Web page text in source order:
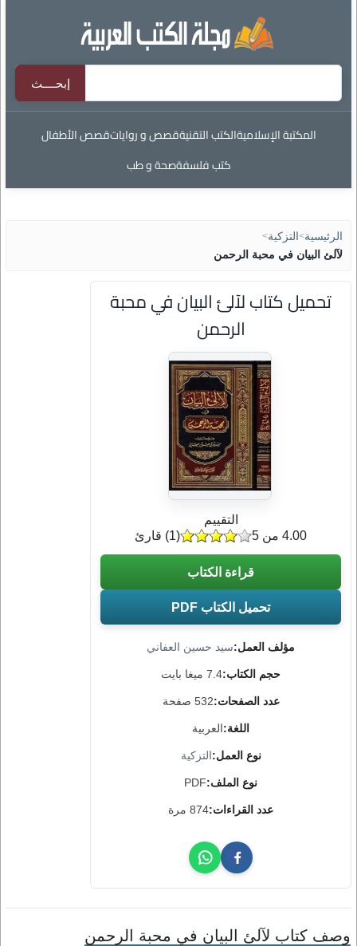
المكتبة الإسلاميةالكتب التقنيةقصص و رواياتقصص الأطفال
كتب فلسفةصحة و طب
الرئيسية> التزكية>
لآلئ البيان في محبة الرحمن
تحميل كتاب لآلئ البيان في محبة
الرحمن
مؤلف العمل:سيد حسين العفاني
حجم الكتاب:7.4 ميغا بايت
عدد الصفحات:532 صفحة
اللغة:العربية
نوع العمل:التزكية
نوع الملف:PDF
عدد القراءات:874 مرة
التقييم
(
1) قارئ 4.00 من 5
قراءة الكتاب
تحميل الكتاب PDF
وصف كتاب لآلئ البيان في محبة الرحمن